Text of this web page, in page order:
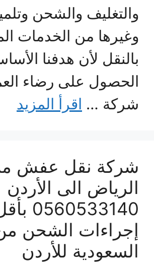
والتغليف والشحن
وغيرها من الخدمات
بالنقل لأن هدفنا
الحصول على رضاء
شركة … اقرأ المزيد
شركة نقل عفش
الرياض الى الأردن
0560533140
إجراءات الشحن
السعودية للأردن